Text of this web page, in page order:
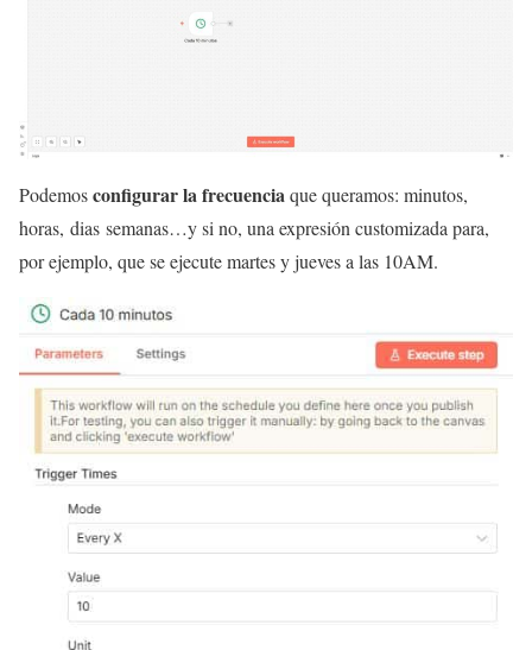
Podemosconfigurar la frecuenciaque queramos: minutos,
horas, dias semanas…y si no, una expresión customizada para,
por ejemplo, que se ejecute martes y jueves a las 10AM.